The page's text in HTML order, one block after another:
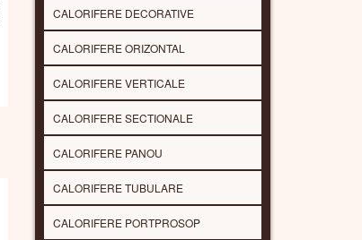
CALORIFERE DECORATIVE
CALORIFERE ORIZONTAL
CALORIFERE VERTICALE
CALORIFERE SECTIONALE
CALORIFERE PANOU
CALORIFERE TUBULARE
CALORIFERE PORTPROSOP